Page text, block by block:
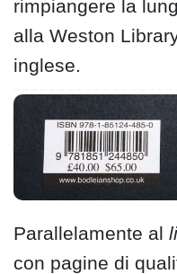
rimpiangere la
alla Weston
inglese.
Parallelamente al
con pagine di